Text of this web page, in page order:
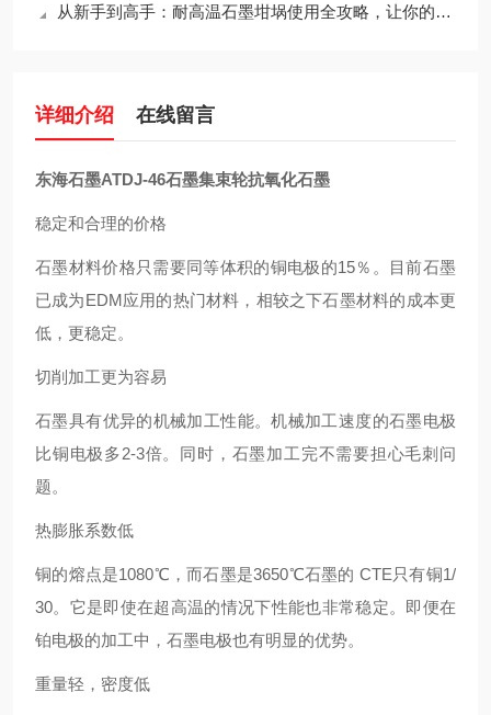
从新手到高手：耐高温石墨坩埚使用全攻略，让你的工作更出色！
详细介绍 在线留言
东海石墨ATDJ-46石墨集束轮抗氧化石墨
稳定和合理的价格
石墨材料价格只需要同等体积的铜电极的15％。目前石墨
已成为EDM应用的热门材料，相较之下石墨材料的成本更
低，更稳定。
切削加工更为容易
石墨具有优异的机械加工性能。机械加工速度的石墨电极
比铜电极多2-3倍。同时，石墨加工完不需要担心毛刺问
题。
热膨胀系数低
铜的熔点是1080℃，而石墨是3650℃石墨的 CTE只有铜1/
30。它是即使在超高温的情况下性能也非常稳定。即便在
铂电极的加工中，石墨电极也有明显的优势。
重量轻，密度低